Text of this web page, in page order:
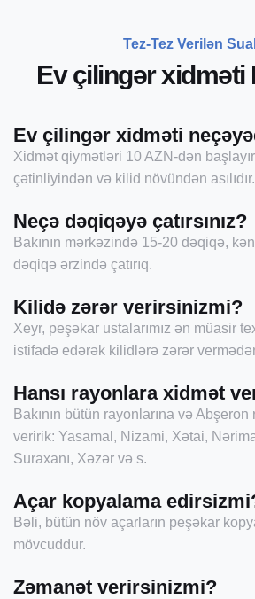
Tez-Tez Verilən
Ev çilingərxidməti
Ev çilingər xidməti
Xidmət qiymətləri 10 AZN-dən
çətinliyindən və kilid növündən asılıdır.
Neçə dəqiqəyə çatırsınız?
Bakının mərkəzində 15-20 dəqiqə,
dəqiqə ərzində çatırıq.
Kilidə zərər verirsinizmi?
Xeyr, peşəkar ustalarımız ən müasir
istifadə edərək kilidlərə zərər
Hansı rayonlara xidmət
Bakının bütün rayonlarına və
veririk: Yasamal, Nizami, Xətai,
Suraxanı, Xəzər və s.
Açar kopyalama
Bəli, bütün növ açarların peşəkar
mövcuddur.
Zəmanət verirsinizmi?